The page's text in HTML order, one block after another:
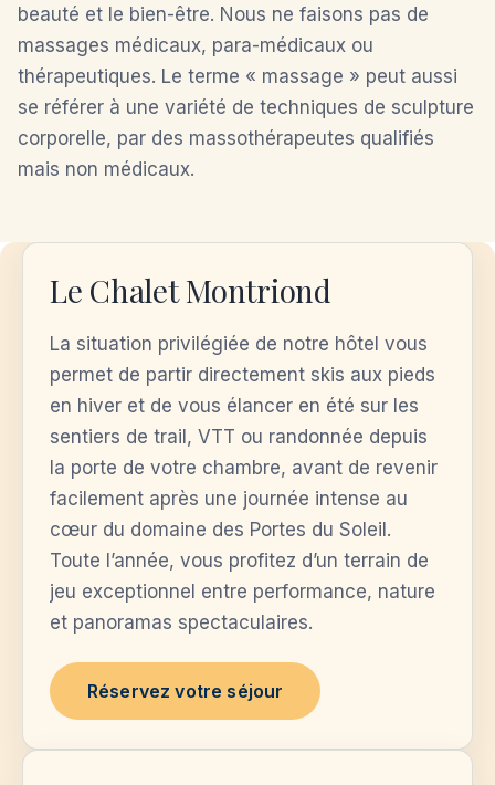
beauté et le bien-être. Nous ne faisons pas de
massages médicaux, para-médicaux ou
thérapeutiques. Le terme « massage » peut aussi
se référer à une variété de techniques de sculpture
corporelle, par des massothérapeutes qualifiés
mais non médicaux.
Le Chalet Montriond
La situation privilégiée de notre hôtel vous
permet de partir directement skis aux pieds
en hiver et de vous élancer en été sur les
sentiers de trail, VTT ou randonnée depuis
la porte de votre chambre, avant de revenir
facilement après une journée intense au
cœur du domaine des Portes du Soleil.
Toute l’année, vous profitez d’un terrain de
jeu exceptionnel entre performance, nature
et panoramas spectaculaires.
Réservez votre séjour